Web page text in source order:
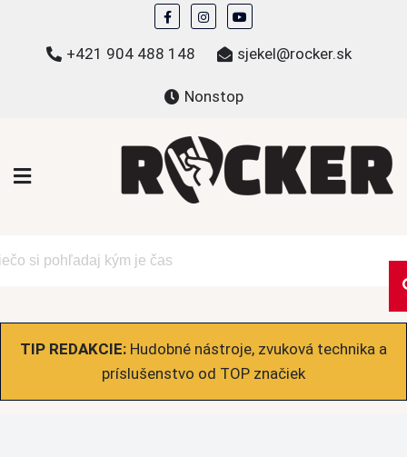
content
+421 904 488 148 sjekel@rocker.sk
Nonstop
TIP REDAKCIE: Hudobné nástroje, zvuková technika a
príslušenstvo od TOP značiek